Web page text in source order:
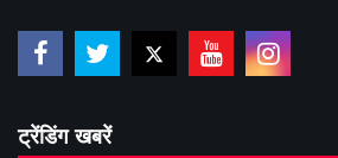
ट्रेंडिंग खबरें